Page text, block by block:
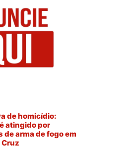
de homicídio:
atingido por
de arma de fogo em
Cruz